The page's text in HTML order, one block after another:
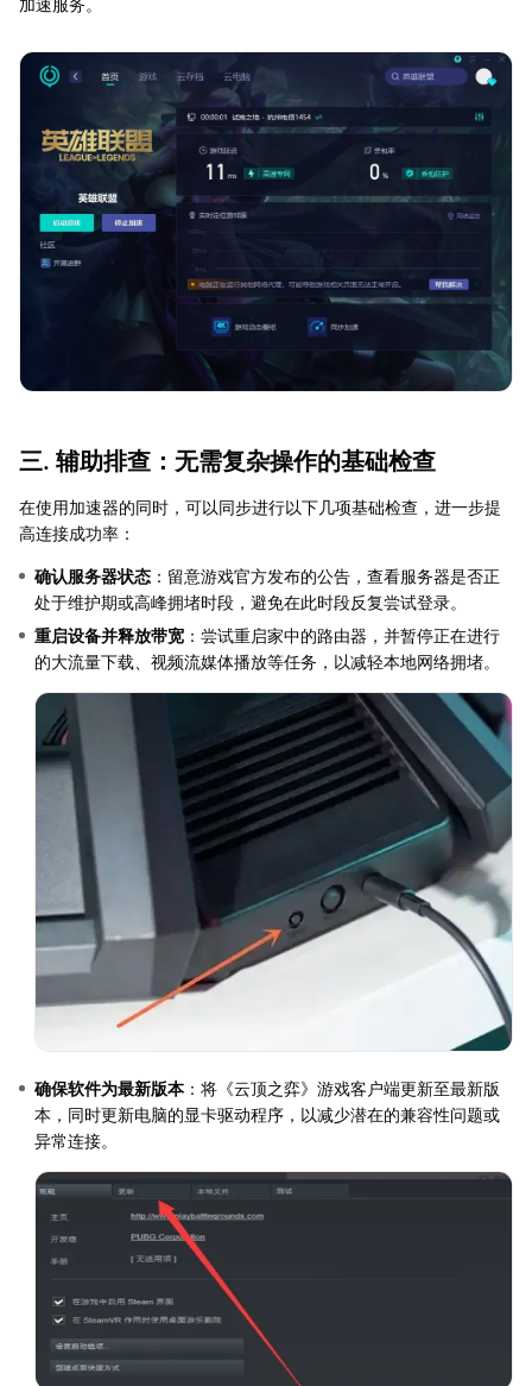
加速服务。
三. 辅助排查：无需复杂操作的基础检查
在使用加速器的同时，可以同步进行以下几项基础检查，进一步提
高连接成功率：
确认服务器状态 ：留意游戏官方发布的公告，查看服务器是否正
处于维护期或高峰拥堵时段，避免在此时段反复尝试登录。
重启设备并释放带宽 ：尝试重启家中的路由器，并暂停正在进行
的大流量下载、视频流媒体播放等任务，以减轻本地网络拥堵。
确保软件为最新版本：将《云顶之弈》游戏客户端更新至最新版
本，同时更新电脑的显卡驱动程序，以减少潜在的兼容性问题或
异常连接。